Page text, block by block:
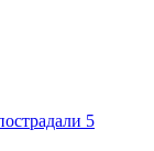
5